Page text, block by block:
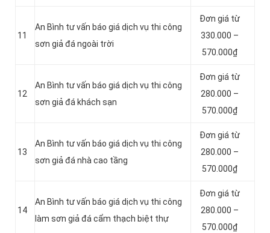
11
An Bình tư vấn báo giá dịch vụ thi công
sơn giả đá ngoài trời
Đơn giá từ
330.000 –
570.000₫
12
An Bình tư vấn báo giá dịch vụ thi công
sơn giả đá khách sạn
Đơn giá từ
280.000 –
570.000₫
13
An Bình tư vấn báo giá dịch vụ thi công
sơn giả đá nhà cao tầng
Đơn giá từ
280.000 –
570.000₫
14
An Bình tư vấn báo giá dịch vụ thi công
làm sơn giả đá cẩm thạch biệt thự
Đơn giá từ
280.000 –
570.000₫